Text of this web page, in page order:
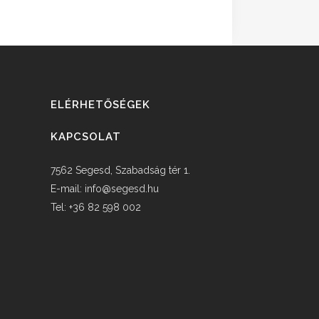
ELÉRHETŐSÉGEK
KAPCSOLAT
7562 Segesd, Szabadság tér 1.
E-mail: info@segesd.hu
Tel: +36 82 598 002